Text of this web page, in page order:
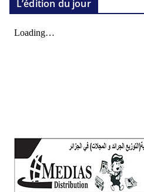
L’édition du jour